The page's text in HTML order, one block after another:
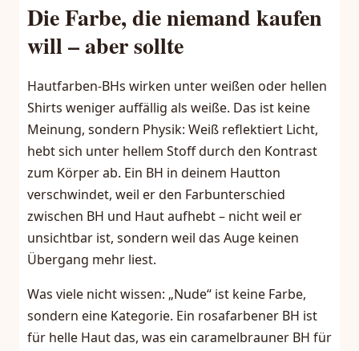
Die Farbe, die niemand kaufen
will – aber sollte
Hautfarben-BHs wirken unter weißen oder hellen
Shirts weniger auffällig als weiße. Das ist keine
Meinung, sondern Physik: Weiß reflektiert Licht,
hebt sich unter hellem Stoff durch den Kontrast
zum Körper ab. Ein BH in deinem Hautton
verschwindet, weil er den Farbunterschied
zwischen BH und Haut aufhebt – nicht weil er
unsichtbar ist, sondern weil das Auge keinen
Übergang mehr liest.
Was viele nicht wissen: „Nude“ ist keine Farbe,
sondern eine Kategorie. Ein rosafarbener BH ist
für helle Haut das, was ein caramelbrauner BH für